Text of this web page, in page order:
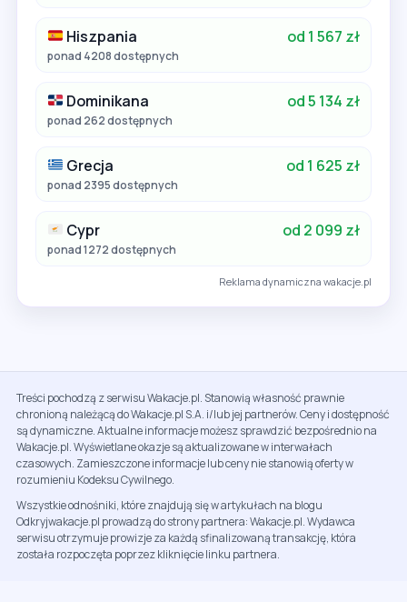
Hiszpania od 1 567 zł
ponad 4208 dostępnych
Dominikana od 5 134 zł
ponad 262 dostępnych
Grecja od 1 625 zł
ponad 2395 dostępnych
Cypr od 2 099 zł
ponad 1272 dostępnych
Reklama dynamiczna wakacje.pl
Treści pochodzą z serwisu Wakacje.pl. Stanowią własność prawnie
chronioną należącą do Wakacje.pl S.A. i/lub jej partnerów. Ceny i dostępność
są dynamiczne. Aktualne informacje możesz sprawdzić bezpośrednio na
Wakacje.pl. Wyświetlane okazje są aktualizowane w interwałach
czasowych. Zamieszczone informacje lub ceny nie stanowią oferty w
rozumieniu Kodeksu Cywilnego.
Wszystkie odnośniki, które znajdują się w artykułach na blogu
Odkryjwakacje.pl prowadzą do strony partnera: Wakacje.pl. Wydawca
serwisu otrzymuje prowizje za każdą sfinalizowaną transakcję, która
została rozpoczęta poprzez kliknięcie linku partnera.